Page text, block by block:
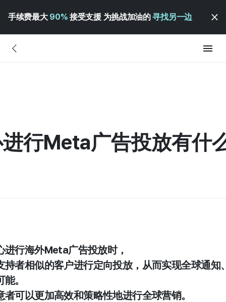
手续费最大 90% 接受支援 为挑战加油的寻找另一边
行Meta广告投放有什
进行海外Meta广告投放时，
持者相似的客户进行定向投放，从而实现全球通知
。
可以更加高效和策略性地进行全球营销。